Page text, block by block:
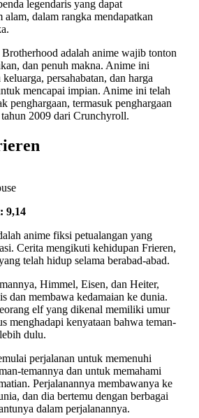
legendaris yang dapat
dalam rangka mendapatkan
adalah anime wajib tonton
dan penuh makna. Anime ini
persahabatan, dan harga
mencapai impian. Anime ini telah
penghargaan, termasuk penghargaan
2009 dari Crunchyroll.
9,14
anime fiksi petualangan yang
Cerita mengikuti kehidupan Frieren,
telah hidup selama berabad-abad.
Himmel, Eisen, dan Heiter,
dan membawa kedamaian ke dunia.
elf yang dikenal memiliki umur
menghadapi kenyataan bahwa teman-
dulu.
perjalanan untuk memenuhi
temannya dan untuk memahami
Perjalanannya membawanya ke
dan dia bertemu dengan berbagai
dalam perjalanannya.